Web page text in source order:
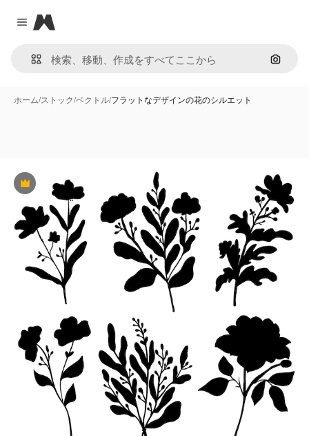
Close menu
Magnific
画像で
ホーム/ストック/ベクトル/フラットなデザインの花のシルエット
Premium